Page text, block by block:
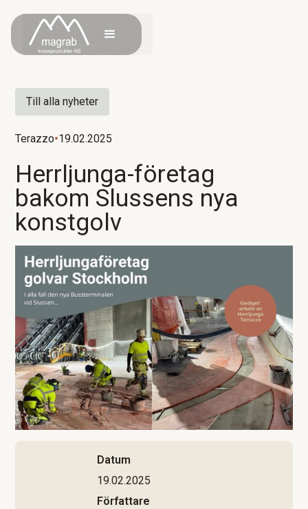
Terazzo•19.02.2025
Herrljunga-företag
bakom Slussens nya
konstgolv
Till alla nyheter
Datum
19.02.2025
Författare